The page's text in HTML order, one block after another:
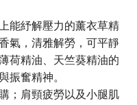
能紓解壓力的薰衣草精
氣，清雅解勞，可平靜
荷精油、天竺葵精油的
振奮精神。
；肩頸疲勞以及小腿肌